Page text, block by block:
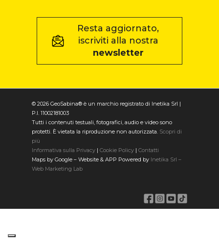
Resta aggiornato,
iscriviti alla nostra
newsletter
© 2026 GeoSabina® è un marchio registrato di Inetika Srl |
P.I. 11002181003
Tutti i contenuti testuali, fotografici, audio e video sono
protetti. È vietata la riproduzione non autorizzata. Scopri di
più
Informativa sulla Privacy | Cookie Policy | Contatti
Maps by Google – Website & APP Powered by Inetika Srl –
Web Marketing Lab